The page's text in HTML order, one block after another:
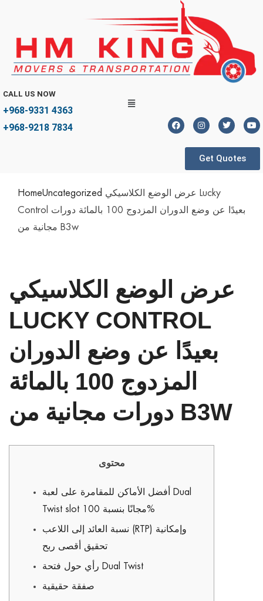
CALL US NOW
+968-9331 4363
+968-9218 7834
Get Quotes
HomeUncategorized
Control بعيدًا عن وضع الدوران المزدوج 100 بالمائة دورات
مجانية من B3w
عرض الوضع الكلاسيكي
LUCKY CONTROL
بعيدًا عن وضع الدوران
المزدوج 100 بالمائة
دورات مجانية من B3W
محتوى
أفضل الأماكن للمقامرة على لعبة Dual
Twist slot مجانًا بنسبة 100%
نسبة العائد إلى اللاعب (RTP) وإمكانية
تحقيق أقصى ربح
رأي حول فتحة Dual Twist
صفقة حقيقية